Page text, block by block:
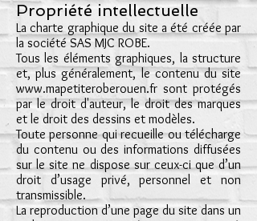
Propriété intellectuelle
La charte graphique du site a été créée par
la société SAS MJC ROBE.
Tous les éléments graphiques, la structure
et, plus généralement, le contenu du site
www.mapetiteroberouen.fr sont protégés
par le droit d'auteur, le droit des marques
et le droit des dessins et modèles.
Toute personne qui recueille ou télécharge
du contenu ou des informations diffusées
sur le site ne dispose sur ceux-ci que d’un
droit d’usage privé, personnel et non
transmissible.
La reproduction d’une page du site dans un